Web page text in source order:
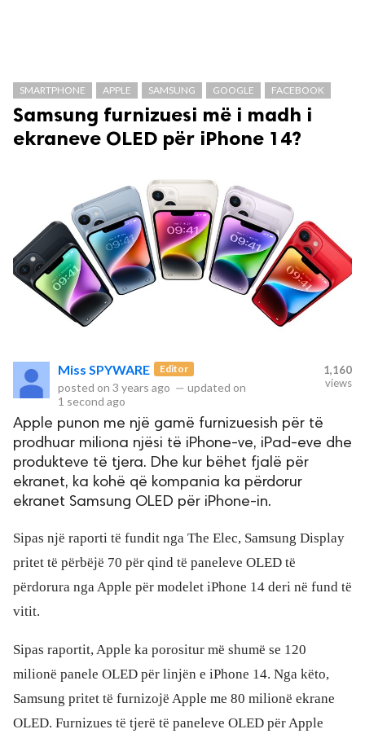
SMARTPHONE APPLE SAMSUNG GOOGLE FACEBOOK
Samsung furnizuesi më i madh i
ekraneve OLED për iPhone 14?
Miss SPYWARE Editor
posted on 3 years ago — updated on
1 second ago
1,160
views
Apple punon me një gamë furnizuesish për të
prodhuar miliona njësi të iPhone-ve, iPad-eve dhe
produkteve të tjera. Dhe kur bëhet fjalë për
ekranet, ka kohë që kompania ka përdorur
ekranet Samsung OLED për iPhone-in.
Sipas një raporti të fundit nga The Elec, Samsung Display
pritet të përbëjë 70 për qind të paneleve OLED të
përdorura nga Apple për modelet iPhone 14 deri në fund të
vitit.
Sipas raportit, Apple ka porositur më shumë se 120
milionë panele OLED për linjën e iPhone 14. Nga këto,
Samsung pritet të furnizojë Apple me 80 milionë ekrane
OLED. Furnizues të tjerë të paneleve OLED për Apple